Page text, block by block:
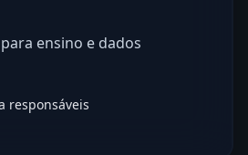
ensino e dados
responsáveis